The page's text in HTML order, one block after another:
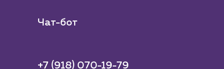
Чат-бот
+7 (918) 070-19-79